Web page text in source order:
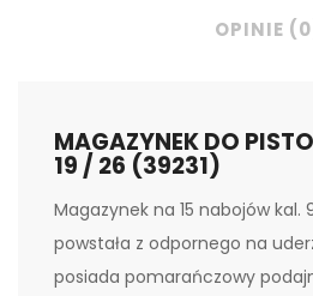
OPINIE
MAGAZYNEK DO
19 / 26 (39231)
Magazynek na 15 nabojów kal.
powstała z odpornego na
posiada pomarańczowy